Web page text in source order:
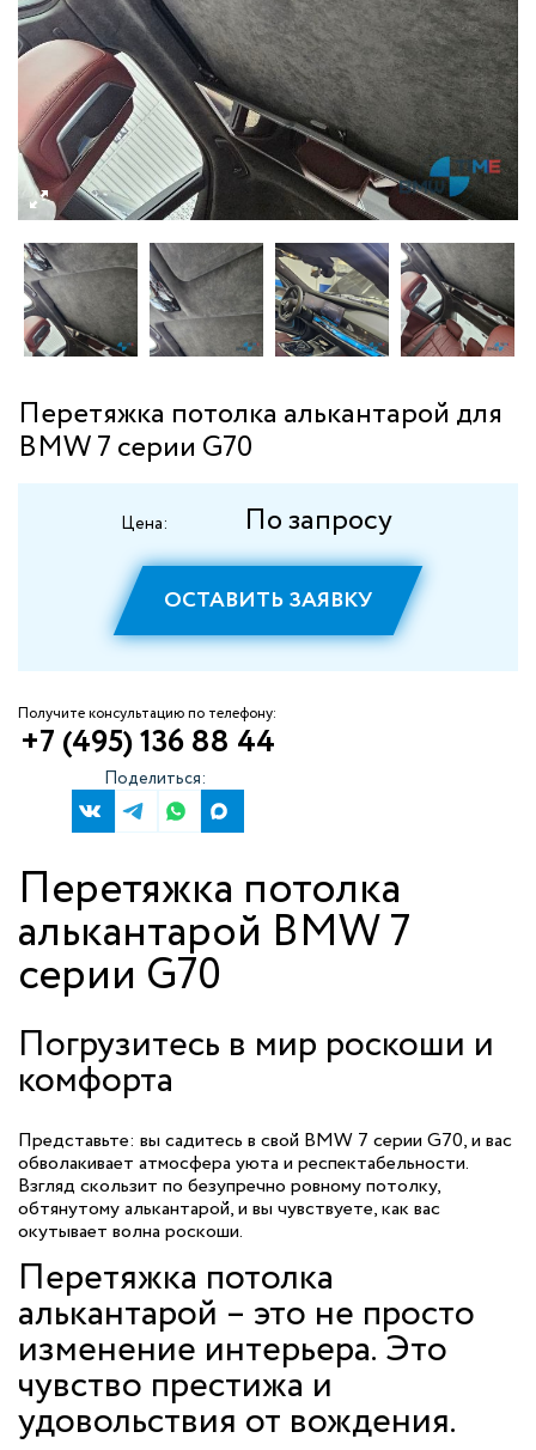
Перетяжка потолка алькантарой для
BMW 7 серии G70
Цена: По запросу
ОСТАВИТЬ ЗАЯВКУ
Получите консультацию по телефону:
+7 (495) 136 88 44
Поделиться:
Перетяжка потолка
алькантарой BMW 7
серии G70
Погрузитесь в мир роскоши и
комфорта
Представьте: вы садитесь в свой BMW 7 серии G70, и вас
обволакивает атмосфера уюта и респектабельности.
Взгляд скользит по безупречно ровному потолку,
обтянутому алькантарой, и вы чувствуете, как вас
окутывает волна роскоши.
Перетяжка потолка
алькантарой – это не просто
изменение интерьера. Это
чувство престижа и
удовольствия от вождения.